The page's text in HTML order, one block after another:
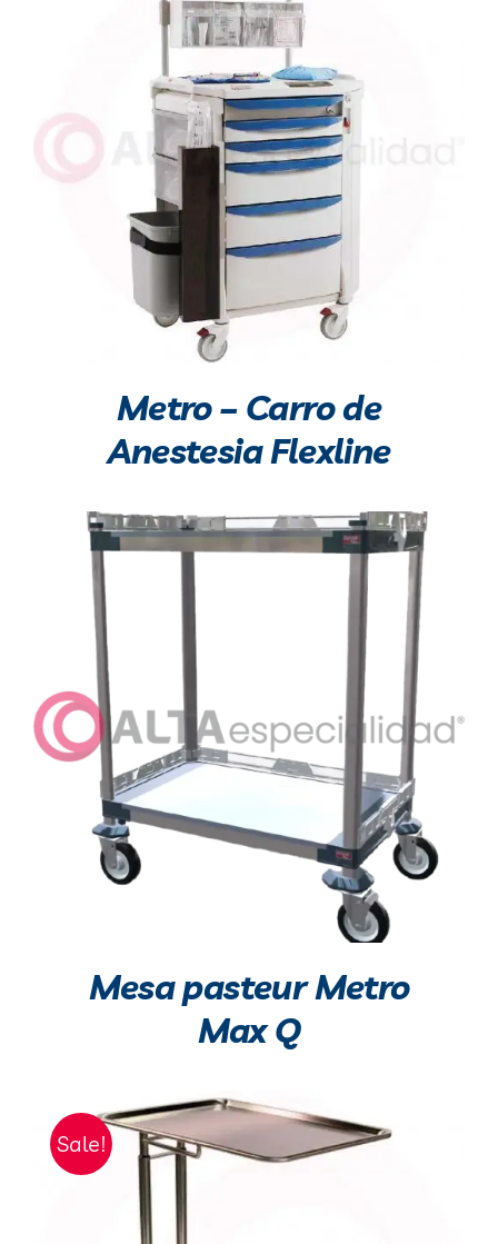
Metro – Carro de
Anestesia Flexline
Mesa pasteur Metro
Max Q
Sale!